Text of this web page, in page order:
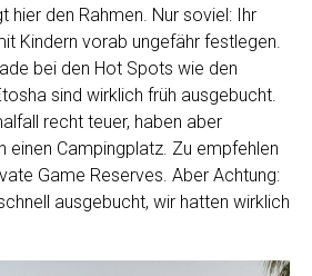
hier den Rahmen. Nur soviel: Ihr
Kindern vorab ungefähr festlegen.
bei den Hot Spots wie den
sind wirklich früh ausgebucht.
recht teuer, haben aber
einen Campingplatz. Zu empfehlen
Game Reserves. Aber Achtung:
ausgebucht, wir hatten wirklich